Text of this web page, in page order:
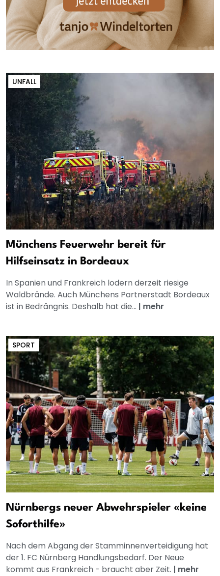
UNFALL
Münchens Feuerwehr bereit für
Hilfseinsatz in Bordeaux
In Spanien und Frankreich lodern derzeit riesige
Waldbrände. Auch Münchens Partnerstadt Bordeaux
ist in Bedrängnis. Deshalb hat die... | mehr
SPORT
Nürnbergs neuer Abwehrspieler «keine
Soforthilfe»
Nach dem Abgang der Stamminnenverteidigung hat
der 1. FC Nürnberg Handlungsbedarf. Der Neue
kommt aus Frankreich - braucht aber Zeit. | mehr